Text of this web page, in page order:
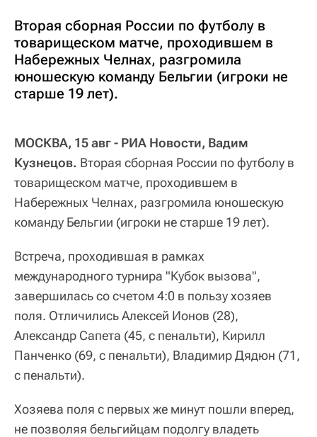
Вторая сборная России по футболу в
товарищеском матче, проходившем в
Набережных Челнах, разгромила
юношескую команду Бельгии (игроки не
старше 19 лет).
МОСКВА, 15 авг - РИА Новости, Вадим
Кузнецов. Вторая сборная России по футболу в
товарищеском матче, проходившем в
Набережных Челнах, разгромила юношескую
команду Бельгии (игроки не старше 19 лет).
Встреча, проходившая в рамках
международного турнира "Кубок вызова",
завершилась со счетом 4:0 в пользу хозяев
поля. Отличились Алексей Ионов (28),
Александр Сапета (45, с пенальти), Кирилл
Панченко (69, с пенальти), Владимир Дядюн (71,
с пенальти).
Хозяева поля с первых же минут пошли вперед,
не позволяя бельгийцам подолгу владеть